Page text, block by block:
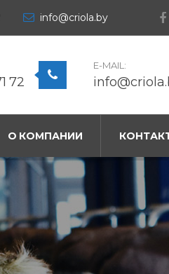
info@criola.by
72
E-MAIL:
О КОМПАНИИ
широкий выбор
молока